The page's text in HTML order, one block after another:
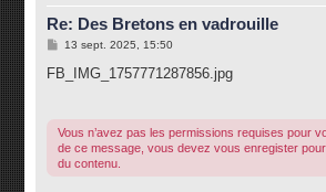
Re: Des Bretons en vadrouille
M
s
s
13 sept. 2025, 15:50
FB_IMG_1757771287856.jpg
Vous n’avez pas les permissions requises pour
de ce message, vous devez vous enregister
du contenu.